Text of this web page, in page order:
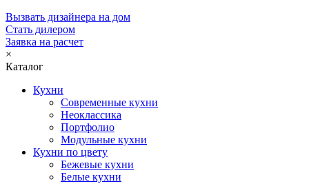
Вызвать дизайнера на дом
Стать дилером
Заявка на расчет
×
Каталог
Кухни
Современные кухни
Неоклассика
Портфолио
Модульные кухни
Кухни по цвету
Бежевые кухни
Белые кухни